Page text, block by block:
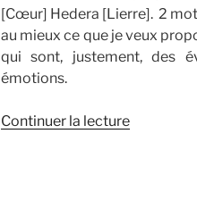
[Cœur] Hedera [Lierre]. 2
au mieux ce que je veux
qui sont, justement, des
émotions.
Continuer la lecturede